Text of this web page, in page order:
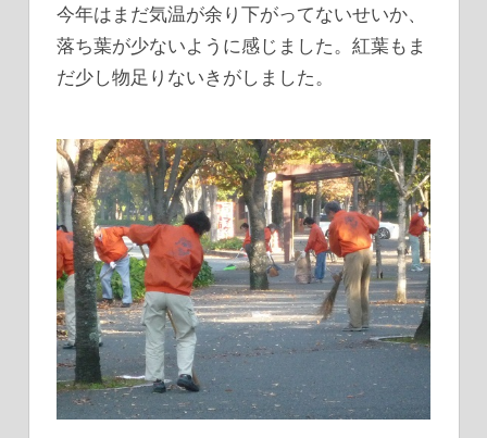
今年はまだ気温が余り下がってないせいか、
落ち葉が少ないように感じました。紅葉もま
だ少し物足りないきがしました。